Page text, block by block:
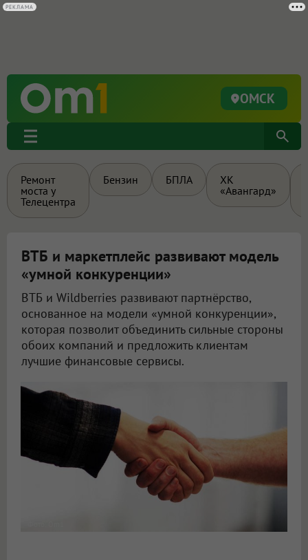
ОМСК
Ремонт
моста у
Телецентра
Бензин БПЛА
ХК
«Авангард»
ВТБ и маркетплейс развивают модель
«умной конкуренции»
ВТБ и Wildberries развивают партнёрство,
основанное на модели «умной конкуренции»,
которая позволит объединить сильные стороны
обоих компаний и предложить клиентам
лучшие финансовые сервисы.
РЕКЛАМА